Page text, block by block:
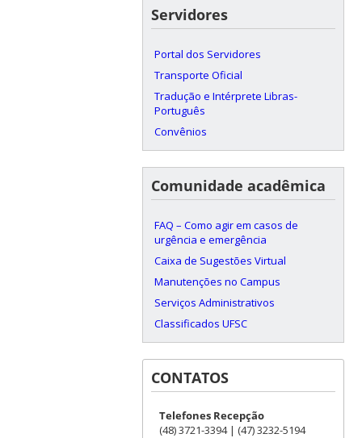
Servidores
Portal dos Servidores
Transporte Oficial
Tradução e Intérprete Libras-
Português
Convênios
Comunidade acadêmica
FAQ – Como agir em casos de
urgência e emergência
Caixa de Sugestões Virtual
Manutenções no Campus
Serviços Administrativos
Classificados UFSC
CONTATOS
Telefones Recepção
(48) 3721-3394 | (47) 3232-5194